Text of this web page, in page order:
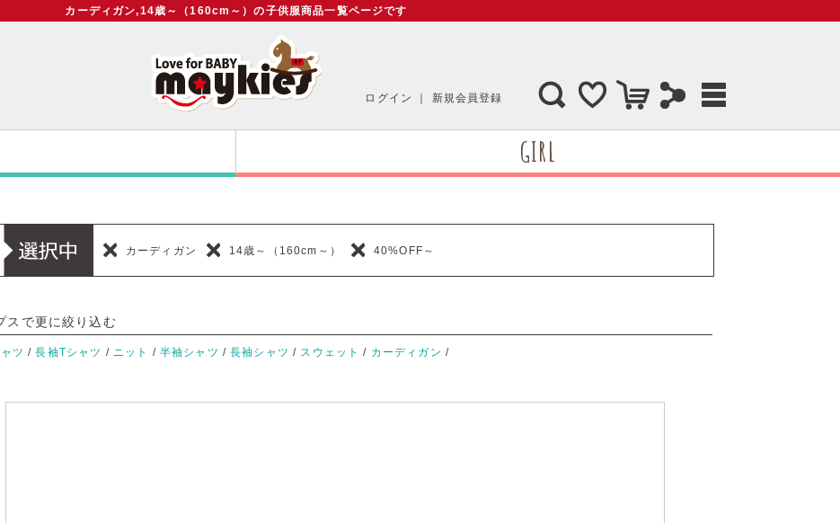
カーディガン,14歳～（160cm～）の子供服商品一覧ページです
ログイン ｜ 新規会員登録
GIRL
カーディガン 14歳～（160cm～） 40%OFF～
スで更に絞り込む
ツ /長袖Tシャツ / ニット / 半袖シャツ /長袖シャツ / スウェット / カーディガン /